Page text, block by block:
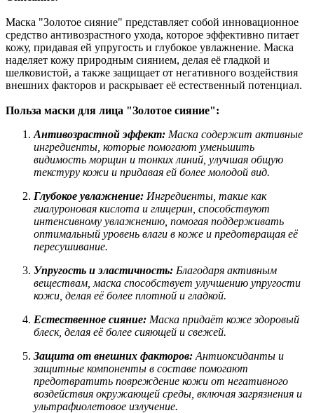
Маска "Золотое сияние" представляет собой инновационное
средство антивозрастного ухода, которое эффективно питает
кожу, придавая ей упругость и глубокое увлажнение. Маска
наделяет кожу природным сиянием, делая её гладкой и
шелковистой, а также защищает от негативного воздействия
внешних факторов и раскрывает её естественный потенциал.
Польза маски для лица "Золотое сияние":
Антивозрастной эффект: Маска содержит активные
ингредиенты, которые помогают уменьшить
видимость морщин и тонких линий, улучшая общую
текстуру кожи и придавая ей более молодой вид.
Глубокое увлажнение: Ингредиенты, такие как
гиалуроновая кислота и глицерин, способствуют
интенсивному увлажнению, помогая поддерживать
оптимальный уровень влаги в коже и предотвращая её
пересушивание.
Упругость и эластичность: Благодаря активным
веществам, маска способствует улучшению упругости
кожи, делая её более плотной и гладкой.
Естественное сияние: Маска придаёт коже здоровый
блеск, делая её более сияющей и свежей.
Защита от внешних факторов: Антиоксиданты и
защитные компоненты в составе помогают
предотвратить повреждение кожи от негативного
воздействия окружающей среды, включая загрязнения и
ультрафиолетовое излучение.